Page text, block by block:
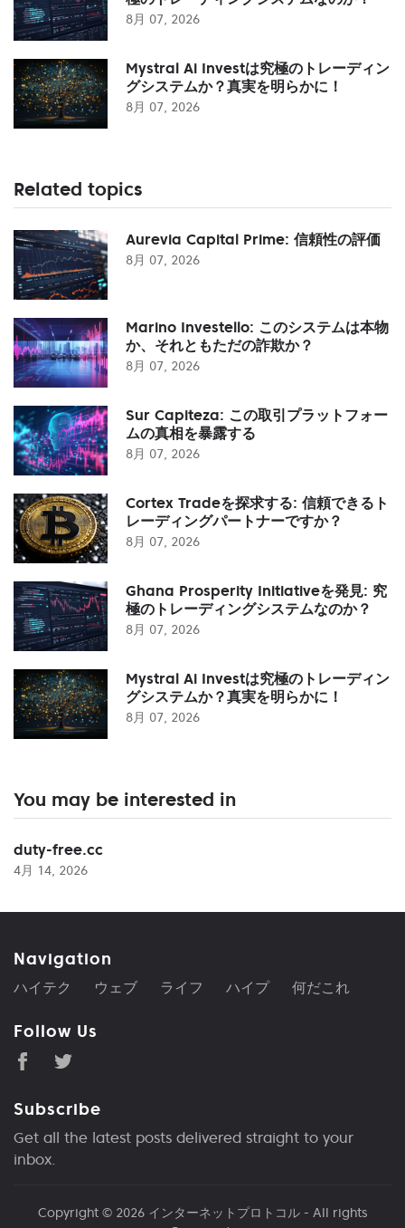
8月 07, 2026
Mystral Ai Investは究極のトレーディン
グシステムか？真実を明らかに！
8月 07, 2026
Related topics
Aurevia Capital Prime: 信頼性の評価
8月 07, 2026
Marino Investello: このシステムは本物
か、それともただの詐欺か？
8月 07, 2026
Sur Capiteza: この取引プラットフォー
ムの真相を暴露する
8月 07, 2026
Cortex Tradeを探求する: 信頼できるト
レーディングパートナーですか？
8月 07, 2026
Ghana Prosperity Initiativeを発見: 究
極のトレーディングシステムなのか？
8月 07, 2026
Mystral Ai Investは究極のトレーディン
グシステムか？真実を明らかに！
8月 07, 2026
You may be interested in
duty-free.cc
4月 14, 2026
Navigation
ハイテク ウェブ ライフ ハイプ 何だこれ
Follow Us
Subscribe
Get all the latest posts delivered straight to your
inbox.
Copyright © 2026 インターネットプロトコル- All rights